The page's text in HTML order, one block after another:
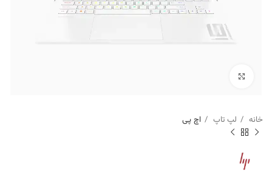
خانه لپ تاپ اچ پی